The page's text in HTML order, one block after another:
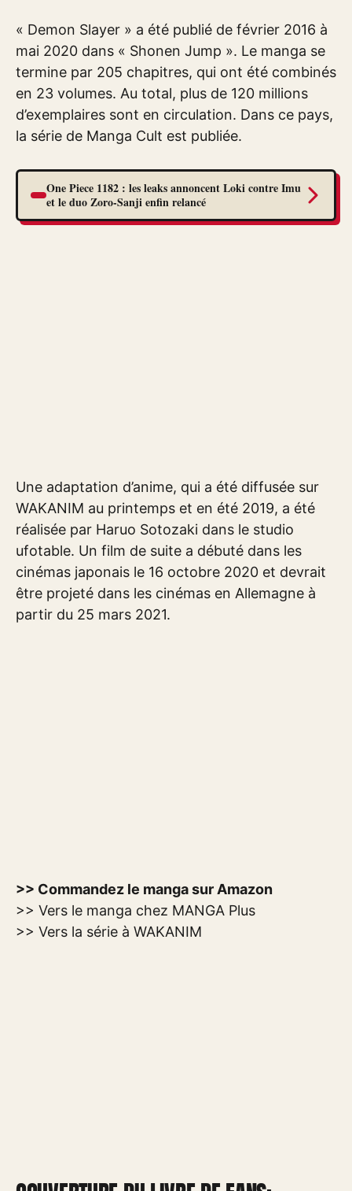
« Demon Slayer » a été publié de février 2016 à
mai 2020 dans « Shonen Jump ». Le manga se
termine par 205 chapitres, qui ont été combinés
en 23 volumes. Au total, plus de 120 millions
d’exemplaires sont en circulation. Dans ce pays,
la série de Manga Cult est publiée.
One Piece 1182 : les leaks annoncent Loki contre Imu
et le duo Zoro-Sanji enfin relancé
Une adaptation d’anime, qui a été diffusée sur
WAKANIM au printemps et en été 2019, a été
réalisée par Haruo Sotozaki dans le studio
ufotable. Un film de suite a débuté dans les
cinémas japonais le 16 octobre 2020 et devrait
être projeté dans les cinémas en Allemagne à
partir du 25 mars 2021.
>> Commandez le manga sur Amazon
>> Vers le manga chez MANGA Plus
>> Vers la série à WAKANIM